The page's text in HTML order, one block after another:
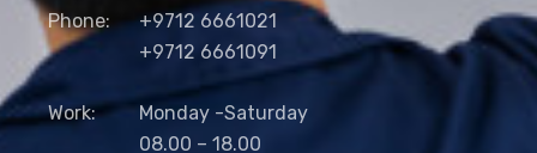
Phone:
+9712 6661021
+9712 6661091
Work:
Monday -Saturday
08.00 – 18.00